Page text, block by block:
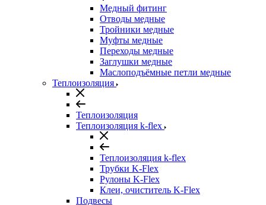
Медный фитинг
Отводы медные
Тройники медные
Муфты медные
Переходы медные
Заглушки медные
Маслоподъёмные петли медные
Теплоизоляция
Теплоизоляция
Теплоизоляция k-flex
Теплоизоляция k-flex
Трубки K-Flex
Рулоны K-Flex
Клеи, очиститель K-Flex
Подвесы